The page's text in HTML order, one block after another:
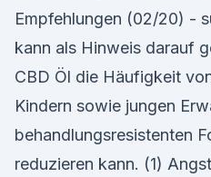
Empfehlungen (02/20) -
kann als Hinweis darauf
CBD Öl die Häufigkeit
Kindern sowie jungen
behandlungsresistenten
reduzieren kann. (1)